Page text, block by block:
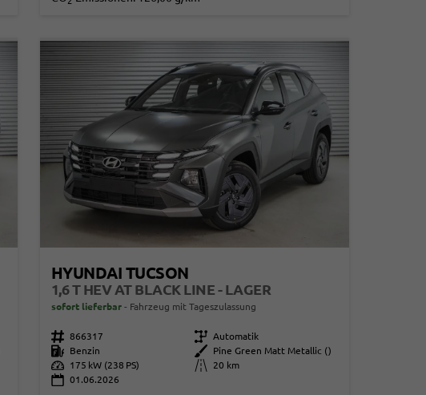
HYUNDAI TUCSON
1,6 T HEV AT BLACK LINE - LAGER
sofort lieferbar Fahrzeug mit Tageszulassung
Fahrzeugnr. 866317 Getriebe Automatik
Kraftstoff
Benzin Außenfarbe
Pine Green Matt Metallic ()
Leistung
175 kW (238 PS) Kilometerstand
20 km
01.06.2026